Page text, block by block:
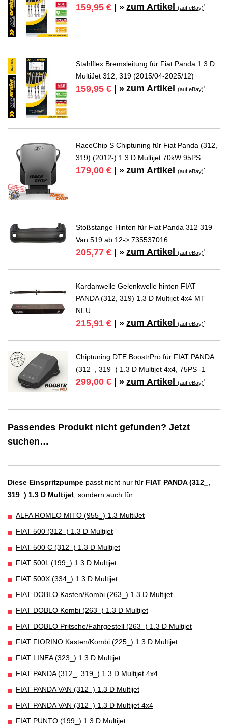
159,95 € | » zum Artikel(auf eBay)*
Stahlflex Bremsleitung für Fiat Panda 1.3 D
MultiJet 312, 319 (2015/04-2025/12)
159,95 € | » zum Artikel(auf eBay)*
RaceChip S Chiptuning für Fiat Panda (312,
319) (2012-) 1.3 D Multijet 70kW 95PS
179,00 € | » zum Artikel(auf eBay)*
Stoßstange Hinten für Fiat Panda 312 319
Van 519 ab 12-> 735537016
205,77 € | » zum Artikel(auf eBay)*
Kardanwelle Gelenkwelle hinten FIAT
PANDA (312, 319) 1.3 D Multijet 4x4 MT
NEU
215,91 € | » zum Artikel(auf eBay)*
Chiptuning DTE BoostrPro für FIAT PANDA
(312_, 319_) 1.3 D Multijet 4x4, 75PS -1
299,00 € | » zum Artikel(auf eBay)*
Passendes Produkt nicht gefunden? Jetzt
suchen…
Diese Einspritzpumpe passt nicht nur für FIAT PANDA (312_,
319_) 1.3 D Multijet , sondern auch für:
ALFA ROMEO MITO (955_) 1.3 MultiJet
FIAT 500 (312_) 1.3 D Multijet
FIAT 500 C (312_) 1.3 D Multijet
FIAT 500L (199_) 1.3 D Multijet
FIAT 500X (334_) 1.3 D Multijet
FIAT DOBLO Kasten/Kombi (263_) 1.3 D Multijet
FIAT DOBLO Kombi (263_) 1.3 D Multijet
FIAT DOBLO Pritsche/Fahrgestell (263_) 1.3 D Multijet
FIAT FIORINO Kasten/Kombi (225_) 1.3 D Multijet
FIAT LINEA (323_) 1.3 D Multijet
FIAT PANDA (312_, 319_) 1.3 D Multijet 4x4
FIAT PANDA VAN (312_) 1.3 D Multijet
FIAT PANDA VAN (312_) 1.3 D Multijet 4x4
FIAT PUNTO (199_) 1.3 D Multijet